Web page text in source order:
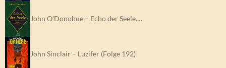
John O’Donohue – Echo der Seele.…
John Sinclair – Luzifer (Folge 192)